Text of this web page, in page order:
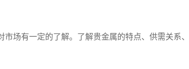
市场有一定的了解。了解贵金属的特点、供需关系